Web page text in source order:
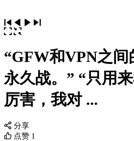
“GFW和VPN之间
永久战。” “只用
厉害，我对 ...
分享
点赞 1